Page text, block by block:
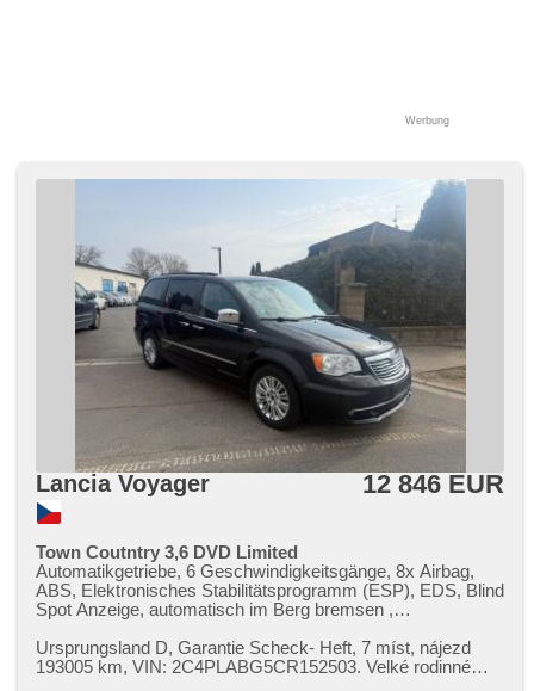
Werbung
Lancia Voyager 12 846 EUR
Town Coutntry 3,6 DVD Limited
Automatikgetriebe, 6 Geschwindigkeitsgänge, 8x Airbag,
ABS, Elektronisches Stabilitätsprogramm (ESP), EDS, Blind
Spot Anzeige, automatisch im Berg bremsen ,
Tempomat, Xenonscheinwerfer, Alufelgen, erfüllt 'EURO IV',
Bordcomputer, Navigation, Lenkrad einstellbar,
Ursprungsland D,​ Garantie Scheck​- Heft,​ 7 míst,​ nájezd
193005 km,​ VIN: 2C4PLABG5CR152503. Velké rodinné